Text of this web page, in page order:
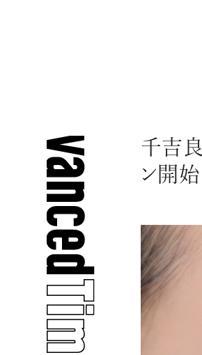
人気の検索ワード
人気のタグ
千吉
ン開始